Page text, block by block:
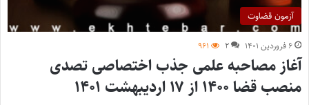
آزمون قضاوت
۶ فروردین ۱۴۰۱ ۲ ۹۶۱
آغاز مصاحبه علمی جذب اختصاصی تصدی
منصب قضا ۱۴۰۰ از ۱۷ اردیبهشت ۱۴۰۱